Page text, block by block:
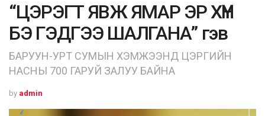
“ЦЭРЭГТ ЯВЖ ЯМАР ЭР ХҮН
БЭ ГЭДГЭЭ ШАЛГАНА” гэв
БАРУУН-УРТ СУМЫН ХЭМЖЭЭНД ЦЭРГИЙН
НАСНЫ 700 ГАРУЙ ЗАЛУУ БАЙНА
by admin